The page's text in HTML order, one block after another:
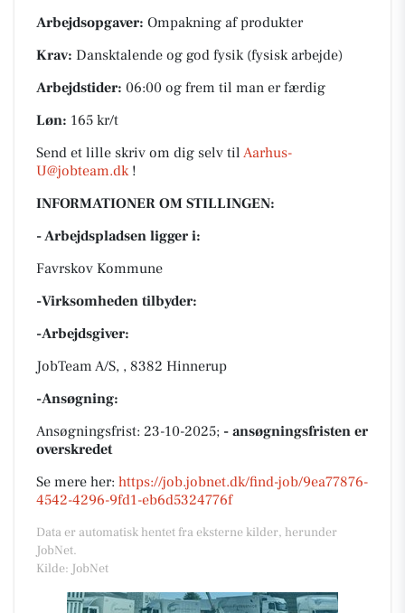
Arbejdsopgaver: Ompakning af produkter
Krav: Dansktalende og god fysik (fysisk arbejde)
Arbejdstider: 06:00 og frem til man er færdig
Løn: 165 kr/t
Send et lille skriv om dig selv til Aarhus-
U@jobteam.dk!
INFORMATIONER OM STILLINGEN:
- Arbejdspladsen ligger i:
Favrskov Kommune
-Virksomheden tilbyder:
-Arbejdsgiver:
JobTeam A/S, , 8382 Hinnerup
-Ansøgning:
Ansøgningsfrist: 23-10-2025; - ansøgningsfristen er
overskredet
Se mere her: https://job.jobnet.dk/find-job/9ea77876-
4542-4296-9fd1-eb6d5324776f
Data er automatisk hentet fra eksterne kilder, herunder
JobNet.
Kilde: JobNet